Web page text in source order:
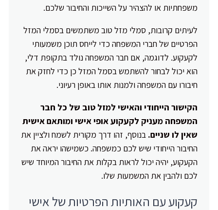
משפחתיות או להצהיר על השייכות והחיבור שלכם.
לעיתים קרובות, סמלי מזל טוב משתמשים בסמלי המזל
הפרטיים של חברי המשפחה כדי לייחס תוכן משמעותי
לקעקוע. לדוגמה, אם חבר המשפחה נולד בתקופת דלי,
הוא יכול לבחור להשתמש בסמל המזל כן כדי לחזק את
חיבורו עם המשפחה ולמנות אותו באופן רעיוני.
הקישור הייחודי והאישי למזל טוב של כל חבר
המשפחה מעניק לקעקוע אופי אישי ומותאם אישית
שאין לו שניים. בנוסף, זהו דרך מקורית לשמח ולציין את
החיבור הייחודי שיש לכם כמשפחה. כשמישהו יראה את
הקעקוע, יהיה יכול לראות בקלות את החיבור המיוחד שיש
לכם ולהבין את המשמעות שלו.
קעקוע עם האותיות הפרטיות של אישי